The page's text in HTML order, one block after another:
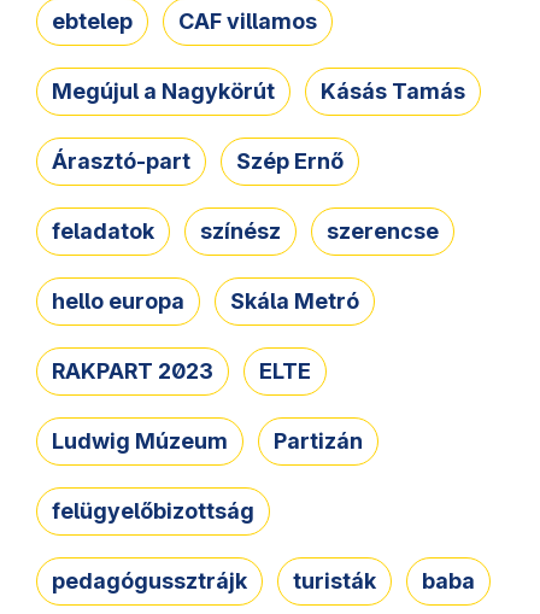
ebtelep CAF villamos
Megújul a Nagykörút Kásás Tamás
Árasztó-part Szép Ernő
feladatok színész szerencse
hello europa Skála Metró
RAKPART 2023 ELTE
Ludwig Múzeum Partizán
felügyelőbizottság
pedagógussztrájk turisták baba